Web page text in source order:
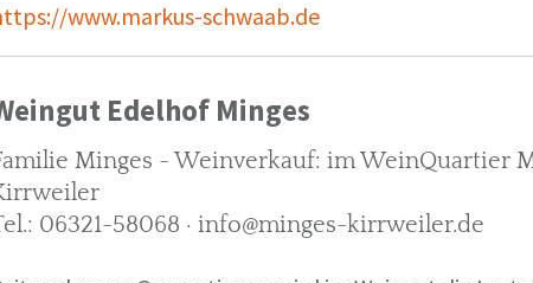
www.markus-schwaab.de
Edelhof Minges
Minges - Weinverkauf: im WeinQuartier
06321-58068 · info@minges-kirrweiler.de